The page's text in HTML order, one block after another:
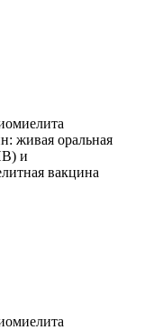
живая оральная
и
вакцина